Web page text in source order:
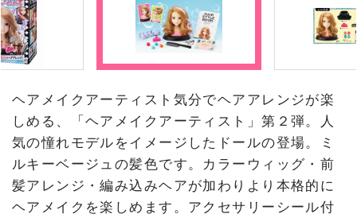
ヘアメイクアーティスト気分でヘアアレンジが楽
しめる、「ヘアメイクアーティスト」第２弾。人
気の憧れモデルをイメージしたドールの登場。ミ
ルキーベージュの髪色です。カラーウィッグ・前
髪アレンジ・編み込みヘアが加わりより本格的に
ヘアメイクを楽しめます。アクセサリーシール付